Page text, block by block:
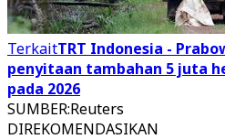
TerkaitTRT Indonesia -
penyitaan tambahan 5 juta
pada 2026
SUMBER:Reuters
DIREKOMENDASIKAN